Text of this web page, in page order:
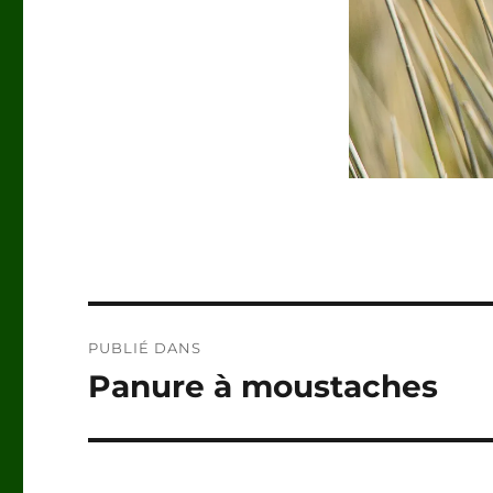
de
PUBLIÉ DANS
Panure à moustaches